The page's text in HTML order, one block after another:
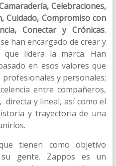
Celebraciones,
Cuidado, Compromiso con
Conectar y Crónicas.
han encargado de crear y
lidera la marca. Han
en esos valores que
y personales;
entre compañeros,
directa y lineal, así como el
y trayectoria de una
tienen como objetivo
gente. Zappos es un